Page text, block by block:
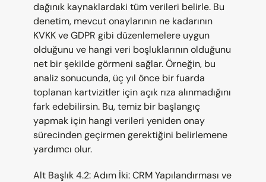
dağınık kaynaklardaki tüm verileri belirle. Bu
denetim, mevcut onaylarının ne kadarının
KVKK ve GDPR gibi düzenlemelere uygun
olduğunu ve hangi veri boşluklarının olduğunu
net bir şekilde görmeni sağlar. Örneğin, bu
analiz sonucunda, üç yıl önce bir fuarda
toplanan kartvizitler için açık rıza alınmadığını
fark edebilirsin. Bu, temiz bir başlangıç
yapmak için hangi verileri yeniden onay
sürecinden geçirmen gerektiğini belirlemene
yardımcı olur.
Alt Başlık 4.2: Adım İki: CRM Yapılandırması ve